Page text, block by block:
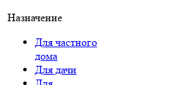
Назначение
Для частного
дома
Для дачи